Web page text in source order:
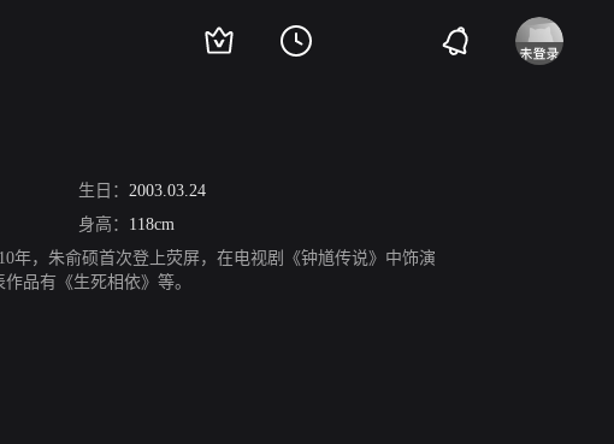
生日： 2003.03.24
身高： 118cm
年，朱俞硕首次登上荧屏，在电视剧《钟馗传说》中饰演
品有《生死相依》等。